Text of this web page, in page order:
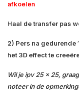
afkoelen
Haal de transfer pas
2) Pers na gedurende
het 3D effect te
Wil je ipv 25 x 25,
noteer in de